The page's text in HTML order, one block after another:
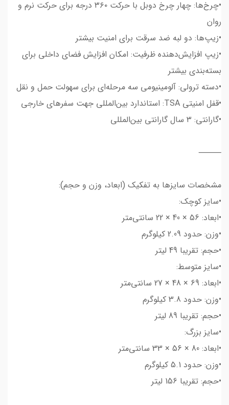
•چرخ‌ها: چهار چرخ دوبل با حرکت ۳۶۰ درجه برای حرکت نرم و
روان
•زیپ‌ها: دو لبه ضد سرقت برای امنیت بیشتر
•زیپ افزایش‌دهنده ظرفیت: امکان افزایش فضای داخلی برای
بسته‌بندی بیشتر
•دسته ترولی: آلومینیومی سه مرحله‌ای برای سهولت حمل و نقل
•قفل امنیتی TSA: استاندارد بین‌المللی جهت سفرهای خارجی
•گارانتی: ۳ سال گارانتی بین‌المللی
⸻
مشخصات سایزها به تفکیک (ابعاد، وزن و حجم):
•سایز کوچک:
•ابعاد: 56 × 40 × 22 سانتی‌متر
•وزن: حدود 2.09 کیلوگرم
•حجم: تقریبا 49 لیتر
•سایز متوسط:
•ابعاد: 69 × 48 × 27 سانتی‌متر
•وزن: حدود 3.8 کیلوگرم
•حجم: تقریبا 89 لیتر
•سایز بزرگ:
•ابعاد: 80 × 56 × 33 سانتی‌متر
•وزن: حدود 5.1 کیلوگرم
•حجم: تقریبا 156 لیتر